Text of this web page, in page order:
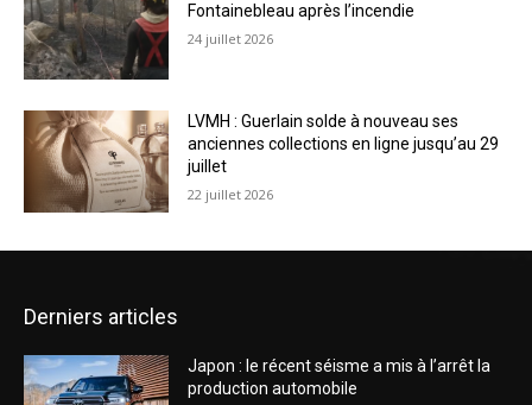
Fontainebleau après l’incendie
24 juillet 2026
LVMH : Guerlain solde à nouveau ses
anciennes collections en ligne jusqu’au 29
juillet
22 juillet 2026
Derniers articles
Japon : le récent séisme a mis à l’arrêt la
production automobile